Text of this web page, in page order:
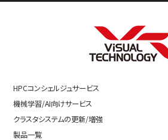
HPCコンシェルジュサービス
機械学習/AI向けサービス
クラスタシステムの更新/増強
製品一覧